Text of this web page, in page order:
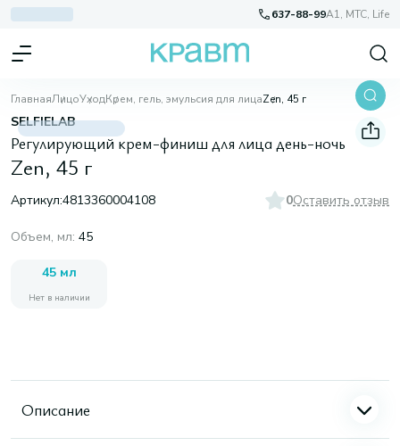
637-88-99A1, МТС, Life
ГлавнаяЛицоУходКрем, гель, эмульсия для лицаZen, 45 г
SELFIELAB
Регулирующий крем-финиш для лица день-ночь
Zen, 45 г
Артикул:4813360004108 0Оставить отзыв
Объем, мл: 45
45 мл
Нет в наличии
Описание